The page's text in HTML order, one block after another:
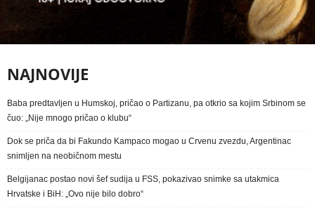
NAJNOVIJE
Baba predtavljen u Humskoj, pričao o Partizanu, pa otkrio sa kojim Srbinom se
čuo: „Nije mnogo pričao o klubu“
Dok se priča da bi Fakundo Kampaco mogao u Crvenu zvezdu, Argentinac
snimljen na neobičnom mestu
Belgijanac postao novi šef sudija u FSS, pokazivao snimke sa utakmica
Hrvatske i BiH: „Ovo nije bilo dobro“